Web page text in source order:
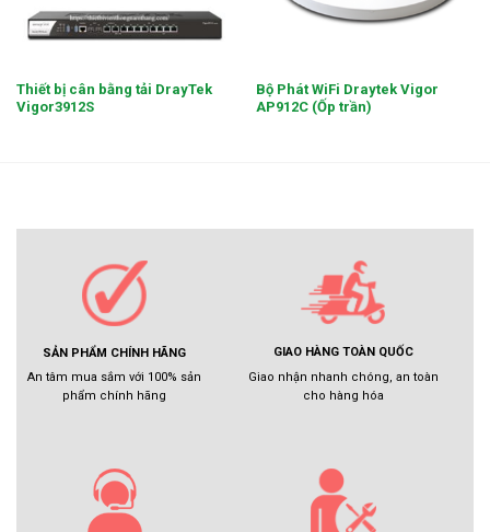
Thiết bị cân bằng tải DrayTek
Vigor3912S
Bộ Phát WiFi Draytek Vigor
AP912C (Ốp trần)
SẢN PHẨM CHÍNH HÃNG
An tâm mua sắm với 100% sản
phẩm chính hãng
GIAO HÀNG TOÀN QUỐC
Giao nhận nhanh chóng, an toàn
cho hàng hóa